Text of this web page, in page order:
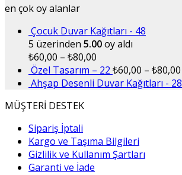
en çok oy alanlar
Çocuk Duvar Kağıtları - 48
5 üzerinden 5.00oy aldı
₺60,00 – ₺80,00
Özel Tasarım – 22 ₺60,00 – ₺80,00
Ahşap Desenli Duvar Kağıtları - 28
MÜŞTERİ DESTEK
Sipariş İptali
Kargo ve Taşıma Bilgileri
Gizlilik ve Kullanım Şartları
Garanti ve İade